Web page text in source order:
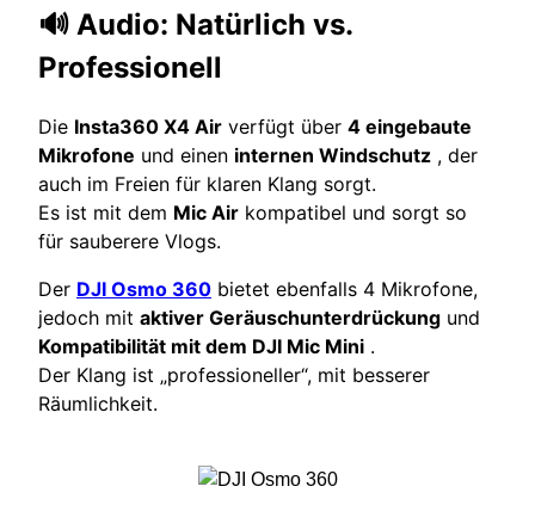
🔊 Audio: Natürlich vs.
Professionell
Die Insta360 X4 Air verfügt über 4 eingebaute
Mikrofone und einen internen Windschutz , der
auch im Freien für klaren Klang sorgt.
Es ist mit dem Mic Air kompatibel und sorgt so
für sauberere Vlogs.
Der DJI Osmo 360 bietet ebenfalls 4 Mikrofone,
jedoch mit aktiver Geräuschunterdrückung und
Kompatibilität mit dem DJI Mic Mini .
Der Klang ist „professioneller“, mit besserer
Räumlichkeit.